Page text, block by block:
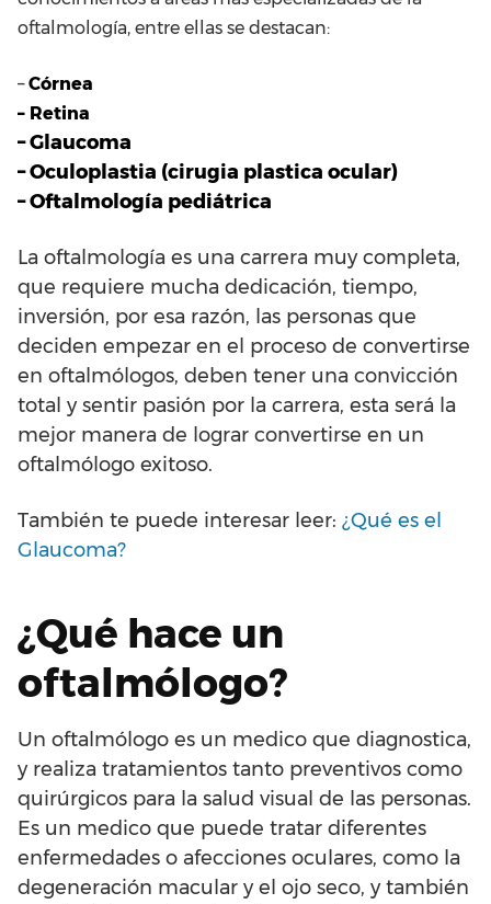
oftalmología, entre ellas se destacan:
–Córnea
– Retina
– Glaucoma
– Oculoplastia (cirugia plastica ocular)
– Oftalmología pediátrica
La oftalmología es una carrera muy completa,
que requiere mucha dedicación, tiempo,
inversión, por esa razón, las personas que
deciden empezar en el proceso de convertirse
en oftalmólogos, deben tener una convicción
total y sentir pasión por la carrera, esta será la
mejor manera de lograr convertirse en un
oftalmólogo exitoso.
También te puede interesar leer: ¿Qué es el
Glaucoma?
¿Qué hace un
oftalmólogo?
Un oftalmólogo es un medico que diagnostica,
y realiza tratamientos tanto preventivos como
quirúrgicos para la salud visual de las personas.
Es un medico que puede tratar diferentes
enfermedades o afecciones oculares, como la
degeneración macular y el ojo seco, y también